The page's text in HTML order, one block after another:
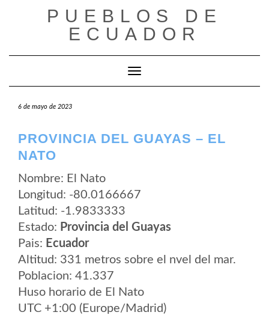
PUEBLOS DE
ECUADOR
Cambiar modo de navegación
6 de mayo de 2023
PROVINCIA DEL GUAYAS – EL
NATO
Nombre: El Nato
Longitud: -80.0166667
Latitud: -1.9833333
Estado: Provincia del Guayas
Pais: Ecuador
Altitud: 331 metros sobre el nvel del mar.
Poblacion: 41.337
Huso horario de El Nato
UTC +1:00 (Europe/Madrid)